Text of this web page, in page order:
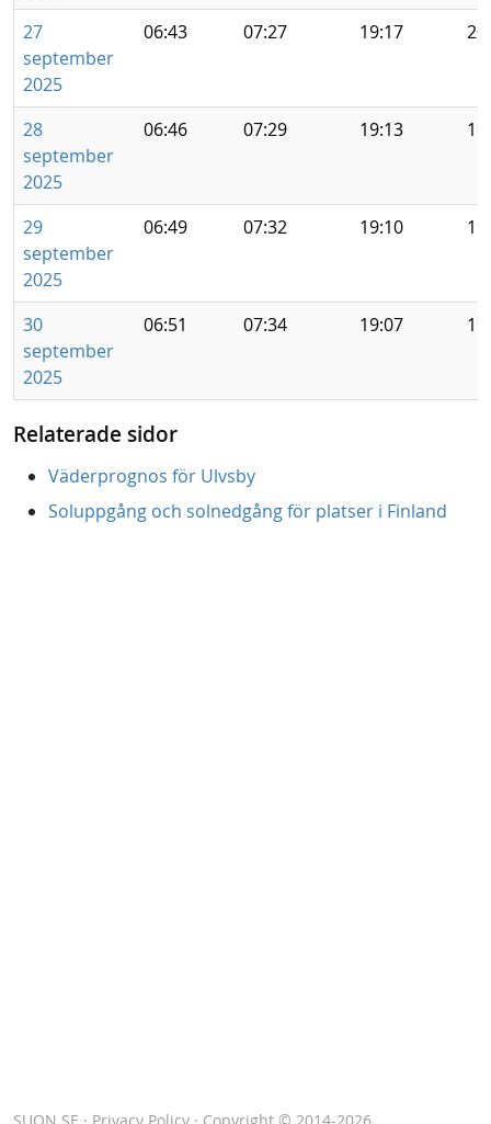
27
september
2025
06:43 07:27 19:17
28
september
2025
06:46 07:29 19:13
29
september
2025
06:49 07:32 19:10
30
september
2025
06:51 07:34 19:07
Relaterade sidor
Väderprognos för Ulvsby
Soluppgång och solnedgång för platser i Finland